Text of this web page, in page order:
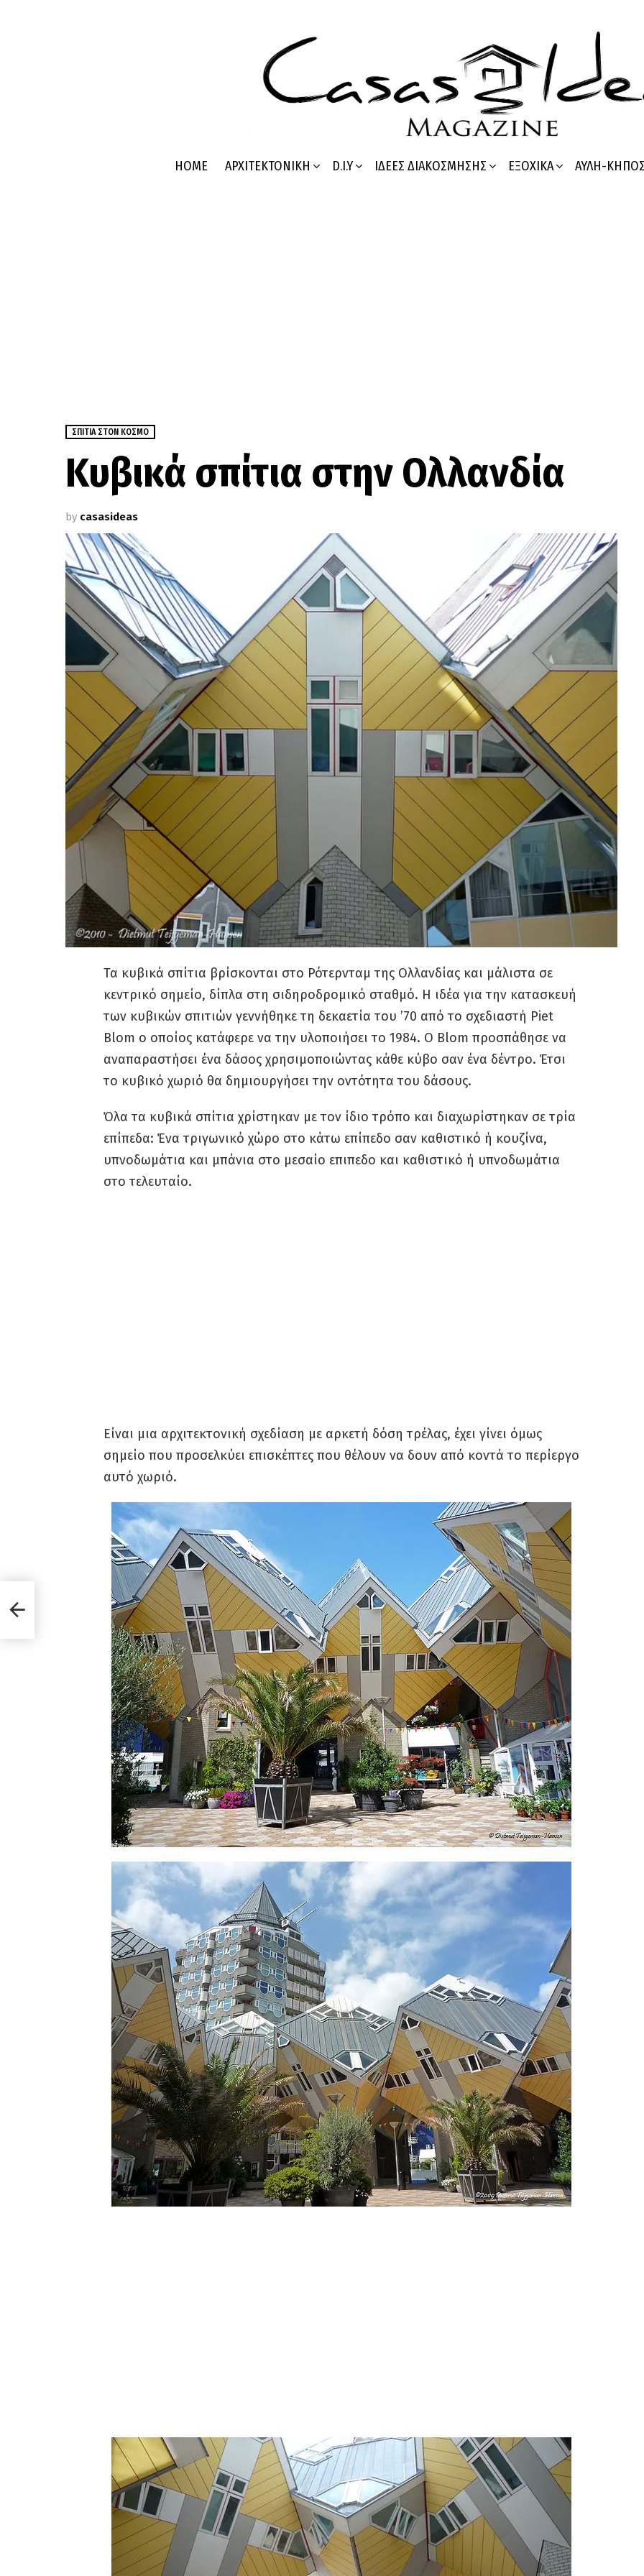
HOME ΑΡΧΙΤΕΚΤΟΝΙΚΉ D.I.Y ΙΔΈΕΣ ΔΙΑΚΌΣΜΗΣΗΣ ΕΞΟΧΙΚΆ ΑΥΛΉ-
ΣΠΊΤΙΑ ΣΤΟΝ ΚΌΣΜΟ
Κυβικά σπίτια στην Ολλανδία
by casasideas
Τα κυβικά σπίτια βρίσκονται στο Ρότερνταμ της Ολλανδίας και μάλιστα σε
κεντρικό σημείο, δίπλα στη σιδηροδρομικό σταθμό. Η ιδέα για την κατασκευή
των κυβικών σπιτιών γεννήθηκε τη δεκαετία του ’70 από το σχεδιαστή Piet
Blom ο οποίος κατάφερε να την υλοποιήσει το 1984. Ο Blom προσπάθησε να
αναπαραστήσει ένα δάσος χρησιμοποιώντας κάθε κύβο σαν ένα δέντρο. Έτσι
το κυβικό χωριό θα δημιουργήσει την οντότητα του δάσους.
Όλα τα κυβικά σπίτια χρίστηκαν με τον ίδιο τρόπο και διαχωρίστηκαν σε τρία
επίπεδα: Ένα τριγωνικό χώρο στο κάτω επίπεδο σαν καθιστικό ή κουζίνα,
υπνοδωμάτια και μπάνια στο μεσαίο επιπεδο και καθιστικό ή υπνοδωμάτια
στο τελευταίο.
Είναι μια αρχιτεκτονική σχεδίαση με αρκετή δόση τρέλας, έχει γίνει όμως
σημείο που προσελκύει επισκέπτες που θέλουν να δουν από κοντά το περίεργο
αυτό χωριό.